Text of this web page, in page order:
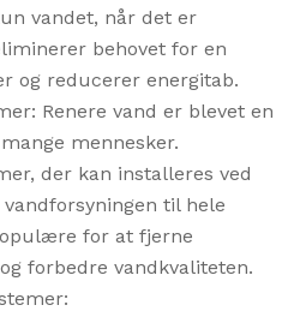
vandet, når det er
behovet for en
og reducerer energitab.
Renere vand er blevet en
mennesker.
der kan installeres ved
til hele
for at fjerne
forbedre vandkvaliteten.